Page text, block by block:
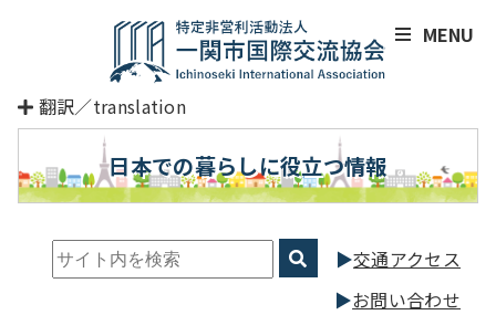
翻訳／translation
日本での暮らしに役立つ情報
交通アクセス
お問い合わせ
MENU